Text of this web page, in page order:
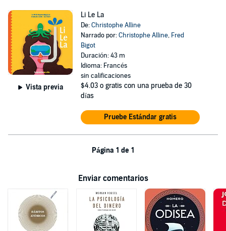
Vista previa
Li Le La
De:Christophe Alline
Narrado por:Christophe Alline, Fred
Bigot
Duración: 43 m
Idioma: Francés
sin calificaciones
$4.03 o gratis con una prueba de 30
días
Pruebe Estándar gratis
Página 1 de 1
Enviar comentarios